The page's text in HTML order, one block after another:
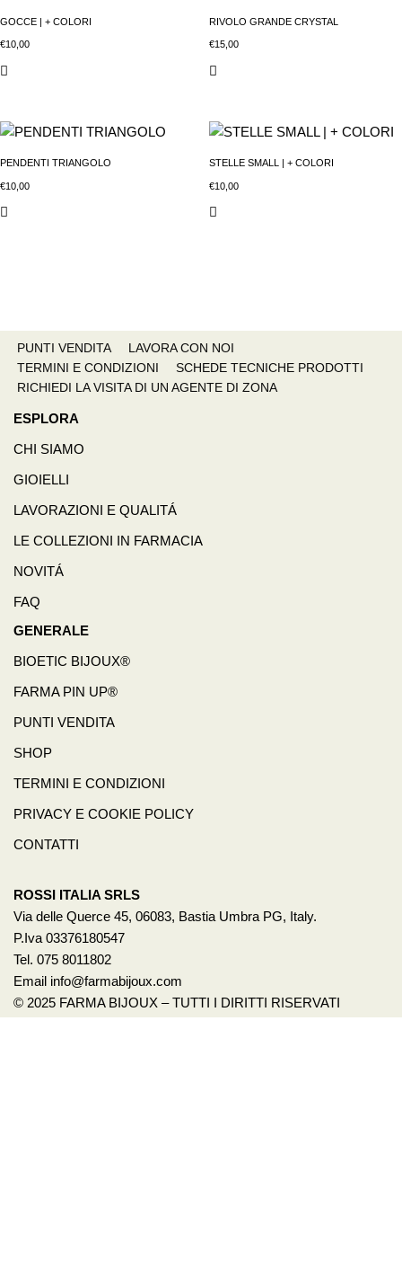
GOCCE | + COLORI
€10,00
RIVOLO GRANDE CRYSTAL
€15,00
PENDENTI TRIANGOLO
€10,00
STELLE SMALL | + COLORI
€10,00
PUNTI VENDITA
LAVORA CON NOI
TERMINI E CONDIZIONI
SCHEDE TECNICHE PRODOTTI
RICHIEDI LA VISITA DI UN AGENTE DI ZONA
ESPLORA
CHI SIAMO
GIOIELLI
LAVORAZIONI E QUALITÁ
LE COLLEZIONI IN FARMACIA
NOVITÁ
FAQ
GENERALE
BIOETIC BIJOUX®
FARMA PIN UP®
PUNTI VENDITA
SHOP
TERMINI E CONDIZIONI
PRIVACY E COOKIE POLICY
CONTATTI
ROSSI ITALIA SRLS
Via delle Querce 45, 06083, Bastia Umbra PG, Italy.
P.Iva 03376180547
Tel. 075 8011802
Email info@farmabijoux.com
© 2025 FARMA BIJOUX – TUTTI I DIRITTI RISERVATI